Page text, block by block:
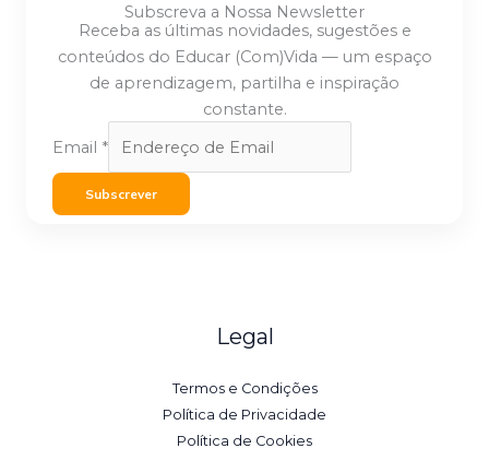
Subscreva a Nossa Newsletter
Receba as últimas novidades, sugestões e
conteúdos do Educar (Com)Vida — um espaço
de aprendizagem, partilha e inspiração
constante.
Email *
Subscrever
Legal
Termos e Condições
Política de Privacidade
Política de Cookies